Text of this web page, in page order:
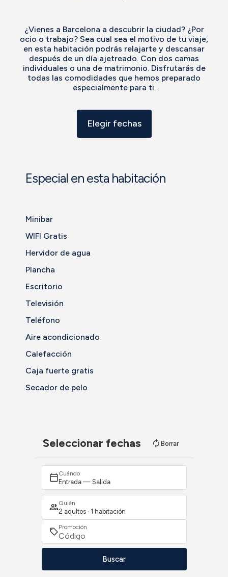
¿Vienes a Barcelona a descubrir la ciudad? ¿Por
ocio o trabajo? Sea cual sea el motivo de tu viaje,
en esta habitación podrás relajarte y descansar
después de un día ajetreado. Con dos camas
individuales o una de matrimonio. Disfrutarás de
todas las comodidades que hemos preparado
especialmente para ti.
Elegir fechas
Especial en esta habitación
Minibar
WIFI Gratis
Hervidor de agua
Plancha
Escritorio
Televisión
Teléfono
Aire acondicionado
Calefacción
Caja fuerte gratis
Secador de pelo
Seleccionar fechas Borrar
Cuándo
Entrada — Salida
Quién
2 adultos · 1 habitación
Promoción
Buscar